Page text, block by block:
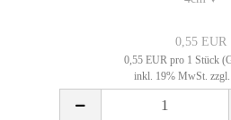
0,55 EUR
0,55 EUR pro 1 Stück
inkl. 19% MwSt. zzgl.